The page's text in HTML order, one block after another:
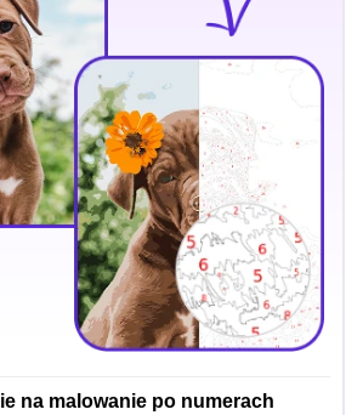
na malowanie po numerach